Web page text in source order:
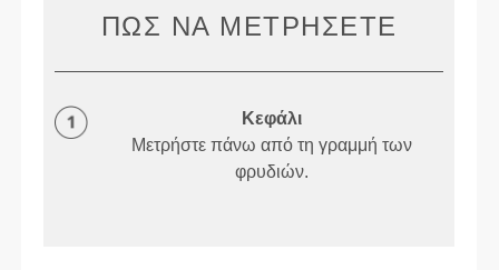
ΠΏΣ ΝΑ ΜΕΤΡΉΣΕΤΕ
Κεφάλι
Μετρήστε πάνω από τη γραμμή των
φρυδιών.